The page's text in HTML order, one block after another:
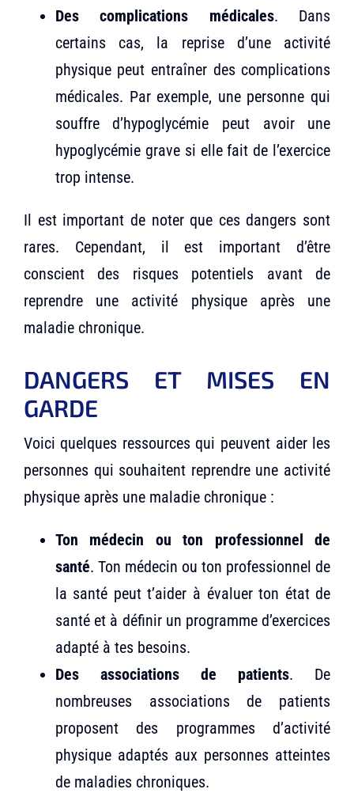
Des complications médicales. Dans
certains cas, la reprise d’une activité
physique peut entraîner des complications
médicales. Par exemple, une personne qui
souffre d’hypoglycémie peut avoir une
hypoglycémie grave si elle fait de l’exercice
trop intense.
Il est important de noter que ces dangers sont
rares. Cependant, il est important d’être
conscient des risques potentiels avant de
reprendre une activité physique après une
maladie chronique.
DANGERS ET MISES EN
GARDE
Voici quelques ressources qui peuvent aider les
personnes qui souhaitent reprendre une activité
physique après une maladie chronique :
Ton médecin ou ton professionnel de
santé. Ton médecin ou ton professionnel de
la santé peut t’aider à évaluer ton état de
santé et à définir un programme d’exercices
adapté à tes besoins.
Des associations de patients. De
nombreuses associations de patients
proposent des programmes d’activité
physique adaptés aux personnes atteintes
de maladies chroniques.